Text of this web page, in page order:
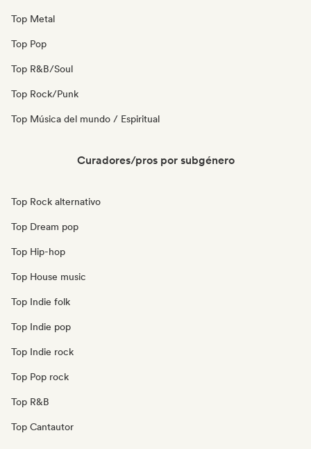
Top Metal
Top Pop
Top R&B/Soul
Top Rock/Punk
Top Música del mundo / Espiritual
Curadores/pros por subgénero
Top Rock alternativo
Top Dream pop
Top Hip-hop
Top House music
Top Indie folk
Top Indie pop
Top Indie rock
Top Pop rock
Top R&B
Top Cantautor